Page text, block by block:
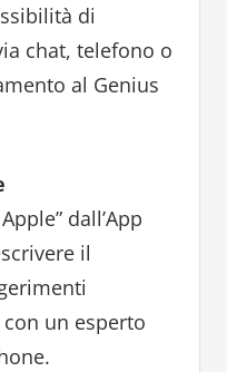
di
chat, telefono o
al Genius
dall’App
il
un esperto